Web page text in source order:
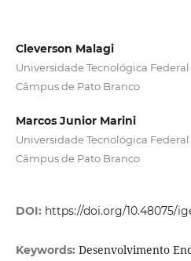
Cleverson Malagi
Universidade Tecnológica Federal
Câmpus de Pato Branco
Marcos Junior Marini
Universidade Tecnológica Federal
Câmpus de Pato Branco
DOI: https://doi.org/10.48075/
Keywords: Desenvolvimento